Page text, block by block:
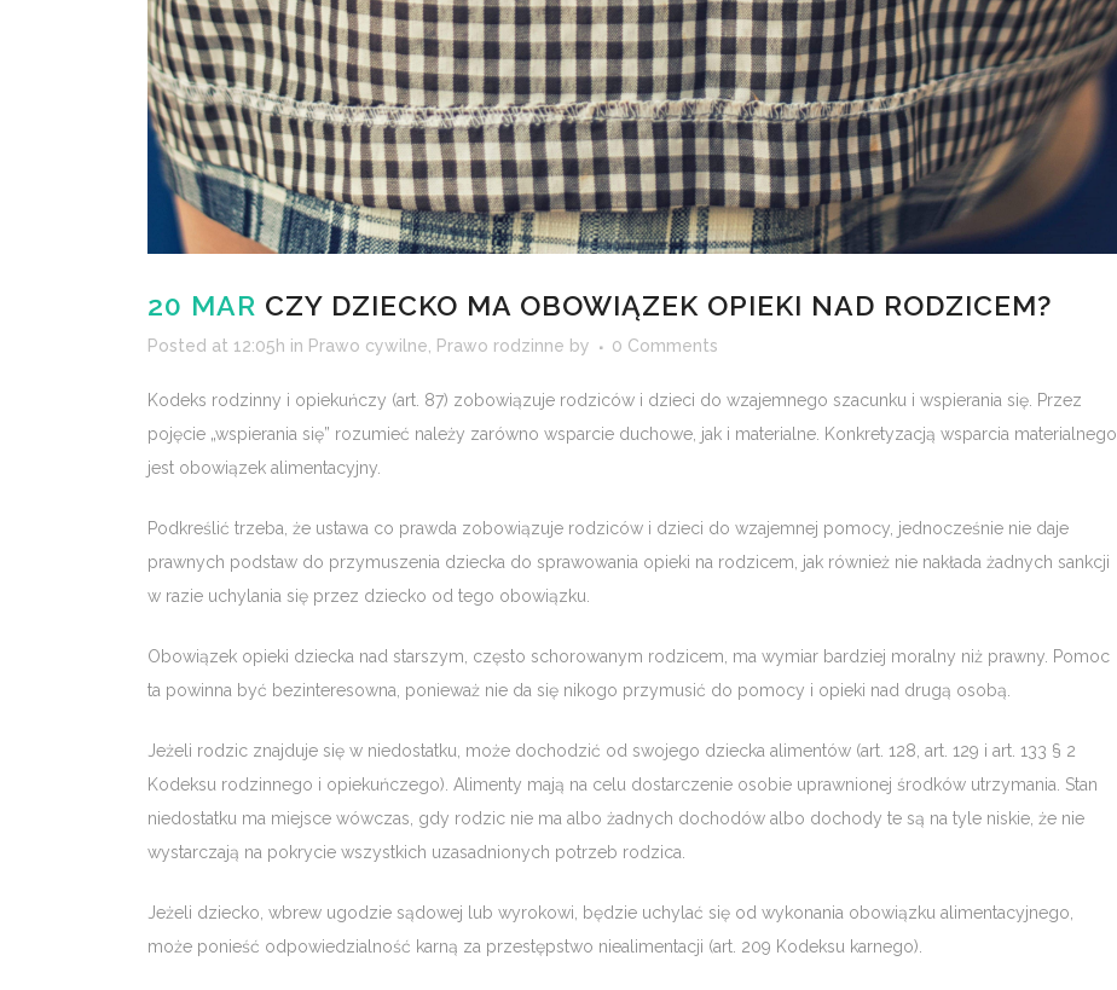
20 MAR CZY DZIECKO MA OBOWIĄZEK OPIEKI NAD RODZICEM?
Posted at 12:05h in Prawo cywilne Prawo rodzinne by 0 Comments
Kodeks rodzinny i opiekuńczy (art. 87) zobowiązuje rodziców i dzieci do wzajemnego szacunku i wspierania się. Przez
pojęcie „wspierania się” rozumieć należy zarówno wsparcie duchowe, jak i materialne. Konkretyzacją wsparcia materialnego
jest obowiązek alimentacyjny.
Podkreślić trzeba, że ustawa co prawda zobowiązuje rodziców i dzieci do wzajemnej pomocy, jednocześnie nie daje
prawnych podstaw do przymuszenia dziecka do sprawowania opieki na rodzicem, jak również nie nakłada żadnych sankcji
w razie uchylania się przez dziecko od tego obowiązku.
Obowiązek opieki dziecka nad starszym, często schorowanym rodzicem, ma wymiar bardziej moralny niż prawny. Pomoc
ta powinna być bezinteresowna, ponieważ nie da się nikogo przymusić do pomocy i opieki nad drugą osobą.
Jeżeli rodzic znajduje się w niedostatku, może dochodzić od swojego dziecka alimentów (art. 128, art. 129 i art. 133 § 2
Kodeksu rodzinnego i opiekuńczego). Alimenty mają na celu dostarczenie osobie uprawnionej środków utrzymania. Stan
niedostatku ma miejsce wówczas, gdy rodzic nie ma albo żadnych dochodów albo dochody te są na tyle niskie, że nie
wystarczają na pokrycie wszystkich uzasadnionych potrzeb rodzica.
Jeżeli dziecko, wbrew ugodzie sądowej lub wyrokowi, będzie uchylać się od wykonania obowiązku alimentacyjnego,
może ponieść odpowiedzialność karną za przestępstwo niealimentacji (art. 209 Kodeksu karnego).